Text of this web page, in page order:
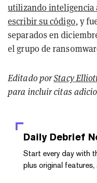
utilizando inteligencia
escribir su código, y
separados en
el grupo de
Editado porStacy
para incluir citas
Daily Debrief
Start every day with
plus original